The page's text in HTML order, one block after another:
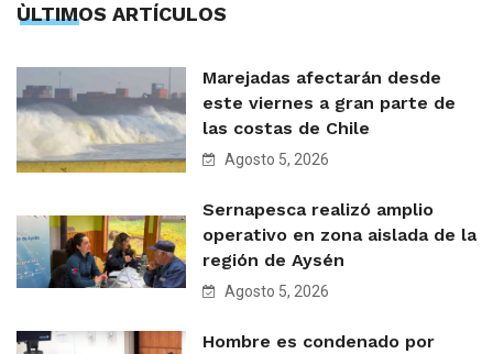
ÙLTIMOS ARTÍCULOS
Marejadas afectarán desde
este viernes a gran parte de
las costas de Chile
Agosto 5, 2026
Sernapesca realizó amplio
operativo en zona aislada de la
región de Aysén
Agosto 5, 2026
Hombre es condenado por